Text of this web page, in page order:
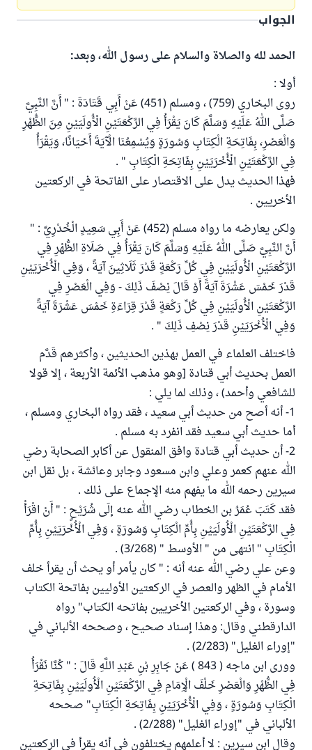
الجواب
الحمد لله والصلاة والسلام على رسول الله، وبعد:
أولا :
روى البخاري (759) ، ومسلم (451) عَنْ أَبِي قَتَادَةَ : " أَنَّ النَّبِيَّ
صَلَّى اللهُ عَلَيْهِ وَسَلَّمَ كَانَ يَقْرَأُ فِي الرَّكْعَتَيْنِ الْأُولَيَيْنِ مِنَ الظُّهْرِ
وَالْعَصْرِ، بِفَاتِحَةِ الْكِتَابِ وَسُورَةٍ وَيُسْمِعُنَا الْآيَةَ أَحْيَانًا، وَيَقْرَأُ
فِي الرَّكْعَتَيْنِ الْأُخْرَيَيْنِ بِفَاتِحَةِ الْكِتَابِ " .
فهذا الحديث يدل على الاقتصار على الفاتحة في الركعتين
الأخريين .
ولكن يعارضه ما رواه مسلم (452) عَنْ أَبِي سَعِيدٍ الْخُدْرِيِّ : "
أَنَّ النَّبِيَّ صَلَّى اللهُ عَلَيْهِ وَسَلَّمَ كَانَ يَقْرَأُ فِي صَلَاةِ الظُّهْرِ فِي
الرَّكْعَتَيْنِ الْأُولَيَيْنِ فِي كُلِّ رَكْعَةٍ قَدْرَ ثَلَاثِينَ آيَةً ، وَفِي الْأُخْرَيَيْنِ
قَدْرَ خَمْسَ عَشْرَةَ آيَةً أَوْ قَالَ نِصْفَ ذَلِكَ - وَفِي الْعَصْرِ فِي
الرَّكْعَتَيْنِ الْأُولَيَيْنِ فِي كُلِّ رَكْعَةٍ قَدْرَ قِرَاءَةِ خَمْسَ عَشْرَةَ آيَةً
وَفِي الْأُخْرَيَيْنِ قَدْرَ نِصْفِ ذَلِكَ " .
فاختلف العلماء في العمل بهذين الحديثين ، وأكثرهم قَدَّم
العمل بحديث أبي قتادة [وهو مذهب الأئمة الأربعة ، إلا قولا
للشافعي وأحمد) ، وذلك لما يلي :
1- أنه أصح من حديث أبي سعيد ، فقد رواه البخاري ومسلم ،
أما حديث أبي سعيد فقد انفرد به مسلم .
2- أن حديث أبي قتادة وافق المنقول عن أكابر الصحابة رضي
الله عنهم كعمر وعلي وابن مسعود وجابر وعائشة ، بل نقل ابن
سيرين رحمه الله ما يفهم منه الإجماع على ذلك .
فقد كَتَبَ عُمَرُ بن الخطاب رضي الله عنه إلَى شُرَيْحٍ : " أَنْ اقْرَأْ
فِي الرَّكْعَتَيْنِ الْأُولَيَيْنِ بِأُمِّ الْكِتَابِ وَسُورَةٍ ، وَفِي الْأُخْرَيَيْنِ بِأُمِّ
الْكِتَابِ " انتهى من " الأوسط " (3/268) .
وعن علي رضي الله عنه أنه : " كان يأمر أو يحث أن يقرأ خلف
الأمام في الظهر والعصر في الركعتين الأوليين بفاتحة الكتاب
وسورة ، وفي الركعتين الأخريين بفاتحه الكتاب" رواه
الدارقطني وقال: وهذا إسناد صحيح ، وصححه الألباني في
"إوراء الغليل" (2/283) .
وورى ابن ماجه ( 843 ) عَنْ جَابِرِ بْنِ عَبْدِ اللَّهِ قَالَ : " كُنَّا نَقْرَأُ
فِي الظُّهْرِ وَالْعَصْرِ خَلْفَ الْإِمَامِ فِي الرَّكْعَتَيْنِ الْأُولَيَيْنِ بِفَاتِحَةِ
الْكِتَابِ وَسُورَةٍ ، وَفِي الْأُخْرَيَيْنِ بِفَاتِحَةِ الْكِتَابِ" صححه
الألباني في "إوراء الغليل" (2/288) .
وقال ابن سيرين : لا أعلمهم يختلفون في أنه يقرأ في الركعتين